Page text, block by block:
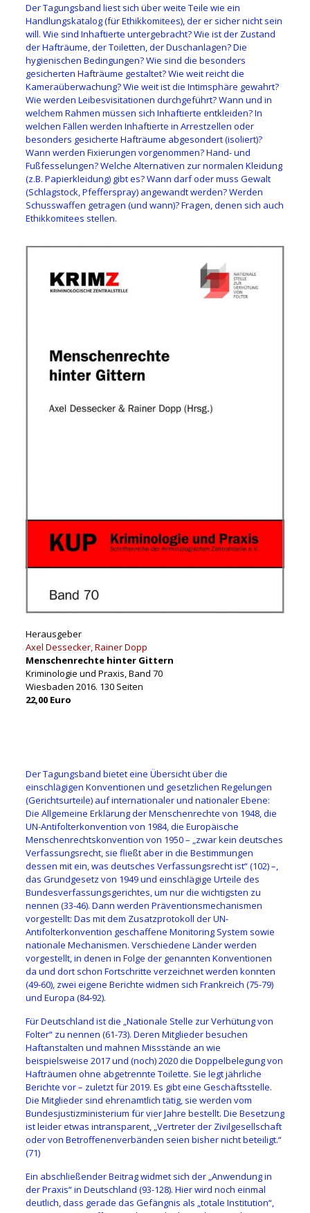
Der Tagungsband liest sich über weite Teile wie ein
Handlungskatalog (für Ethikkomitees), der er sicher nicht sein
will. Wie sind Inhaftierte untergebracht? Wie ist der Zustand
der Hafträume, der Toiletten, der Duschanlagen? Die
hygienischen Bedingungen? Wie sind die besonders
gesicherten Hafträume gestaltet? Wie weit reicht die
Kameraüberwachung? Wie weit ist die Intimsphäre gewahrt?
Wie werden Leibesvisitationen durchgeführt? Wann und in
welchem Rahmen müssen sich Inhaftierte entkleiden? In
welchen Fällen werden Inhaftierte in Arrestzellen oder
besonders gesicherte Hafträume abgesondert (isoliert)?
Wann werden Fixierungen vorgenommen? Hand- und
Fußfesselungen? Welche Alternativen zur normalen Kleidung
(z.B. Papierkleidung) gibt es? Wann darf oder muss Gewalt
(Schlagstock, Pfefferspray) angewandt werden? Werden
Schusswaffen getragen (und wann)? Fragen, denen sich auch
Ethikkomitees stellen.
Herausgeber
Axel Dessecker, Rainer Dopp
Menschenrechte hinter Gittern
Kriminologie und Praxis, Band 70
Wiesbaden 2016. 130 Seiten
22,00 Euro
Der Tagungsband bietet eine Übersicht über die
einschlägigen Konventionen und gesetzlichen Regelungen
(Gerichtsurteile) auf internationaler und nationaler Ebene:
Die Allgemeine Erklärung der Menschenrechte von 1948, die
UN-Antifolterkonvention von 1984, die Europäische
Menschenrechtskonvention von 1950 – „zwar kein deutsches
Verfassungsrecht, sie fließt aber in die Bestimmungen
dessen mit ein, was deutsches Verfassungsrecht ist“ (102) –,
das Grundgesetz von 1949 und einschlägige Urteile des
Bundesverfassungsgerichtes, um nur die wichtigsten zu
nennen (33-46). Dann werden Präventionsmechanismen
vorgestellt: Das mit dem Zusatzprotokoll der UN-
Antifolterkonvention geschaffene Monitoring System sowie
nationale Mechanismen. Verschiedene Länder werden
vorgestellt, in denen in Folge der genannten Konventionen
da und dort schon Fortschritte verzeichnet werden konnten
(49-60), zwei eigene Berichte widmen sich Frankreich (75-79)
und Europa (84-92).
Für Deutschland ist die „Nationale Stelle zur Verhütung von
Folter“ zu nennen (61-73). Deren Mitglieder besuchen
Haftanstalten und mahnen Missstände an wie
beispielsweise 2017 und (noch) 2020 die Doppelbelegung von
Hafträumen ohne abgetrennte Toilette. Sie legt jährliche
Berichte vor – zuletzt für 2019. Es gibt eine Geschäftsstelle.
Die Mitglieder sind ehrenamtlich tätig, sie werden vom
Bundesjustizministerium für vier Jahre bestellt. Die Besetzung
ist leider etwas intransparent, „Vertreter der Zivilgesellschaft
oder von Betroffenenverbänden seien bisher nicht beteiligt.“
(71)
Ein abschließender Beitrag widmet sich der „Anwendung in
der Praxis“ in Deutschland (93-128). Hier wird noch einmal
deutlich, dass gerade das Gefängnis als „totale Institution“,